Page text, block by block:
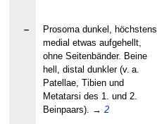
–
Prosoma dunkel, höchstens
medial etwas aufgehellt,
ohne Seitenbänder. Beine
hell, distal dunkler (v. a.
Patellae, Tibien und
Metatarsi des 1. und 2.
Beinpaars). → 2